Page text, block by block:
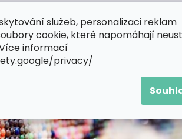
služeb, personalizaci reklam
cookie, které napomáhají
informací
privacy/
pomůže
také mističku na nabírání